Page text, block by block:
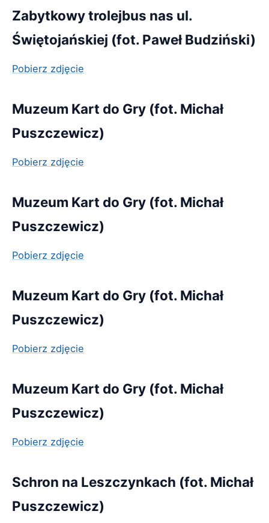
Zabytkowy trolejbus nas ul.
Świętojańskiej (fot. Paweł Budziński)
Pobierz zdjęcie
Muzeum Kart do Gry (fot. Michał
Puszczewicz)
Pobierz zdjęcie
Muzeum Kart do Gry (fot. Michał
Puszczewicz)
Pobierz zdjęcie
Muzeum Kart do Gry (fot. Michał
Puszczewicz)
Pobierz zdjęcie
Muzeum Kart do Gry (fot. Michał
Puszczewicz)
Pobierz zdjęcie
Schron na Leszczynkach (fot. Michał
Puszczewicz)